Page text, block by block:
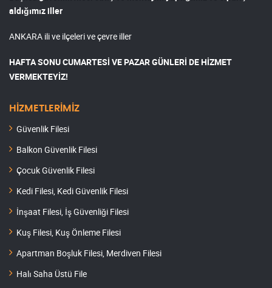
aldığımız iller
ANKARA ili ve ilçeleri ve çevre iller
HAFTA SONU CUMARTESİ VE PAZAR GÜNLERİ DE HİZMET
VERMEKTEYİZ!
HİZMETLERİMİZ
Güvenlik Filesi
Balkon Güvenlik Filesi
Çocuk Güvenlik Filesi
Kedi Filesi, Kedi Güvenlik Filesi
İnşaat Filesi, İş Güvenliği Filesi
Kuş Filesi, Kuş Önleme Filesi
Apartman Boşluk Filesi, Merdiven Filesi
Halı Saha Üstü File